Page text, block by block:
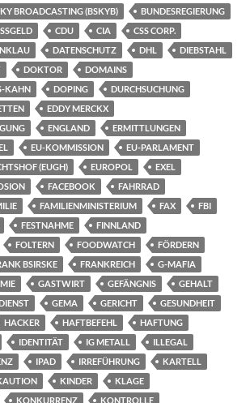
BROADCASTING (BSKYB)
BUNDESREGIERUNG
CDU CIA
CSS CORP.
DATENSCHUTZ DHL
DIEBSTAHL
DOKTOR
DOMAINS
KAHN
DOPING
DURCHSUCHUNG
EDDY MERCKX
ENGLAND
ERMITTLUNGEN
EU-KOMMISSION
EU-PARLAMENT
(EUGH)
EUROPOL
EXEL
FACEBOOK
FAHRRAD
FAMILIENMINISTERIUM FAX
FBI
FESTNAHME
FINNLAND
FOLTERN FOODWATCH
FÖRDERN
BSIRSKE FRANKREICH
G-MAFIA
GASTWIRT GEFÄNGNIS
GEHALT
GEMA GERICHT
GESUNDHEIT
HACKER HAFTBEFEHL
HAFTUNG
IDENTITÄT IG METALL
ILLEGAL
IPAD IRREFÜHRUNG
KARTELL
KINDER
KLAGE
KONKURRENZ
KONTROLLE